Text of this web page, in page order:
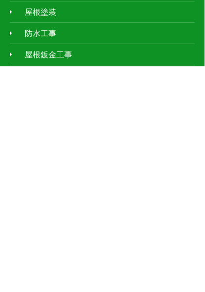
屋根塗装
防水工事
屋根鈑金工事